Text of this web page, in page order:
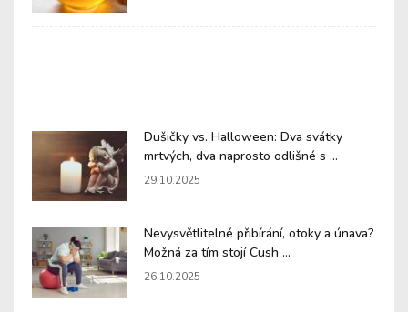
Dušičky vs. Halloween: Dva svátky
mrtvých, dva naprosto odlišné s ...
29.10.2025
Nevysvětlitelné přibírání, otoky a únava?
Možná za tím stojí Cush ...
26.10.2025